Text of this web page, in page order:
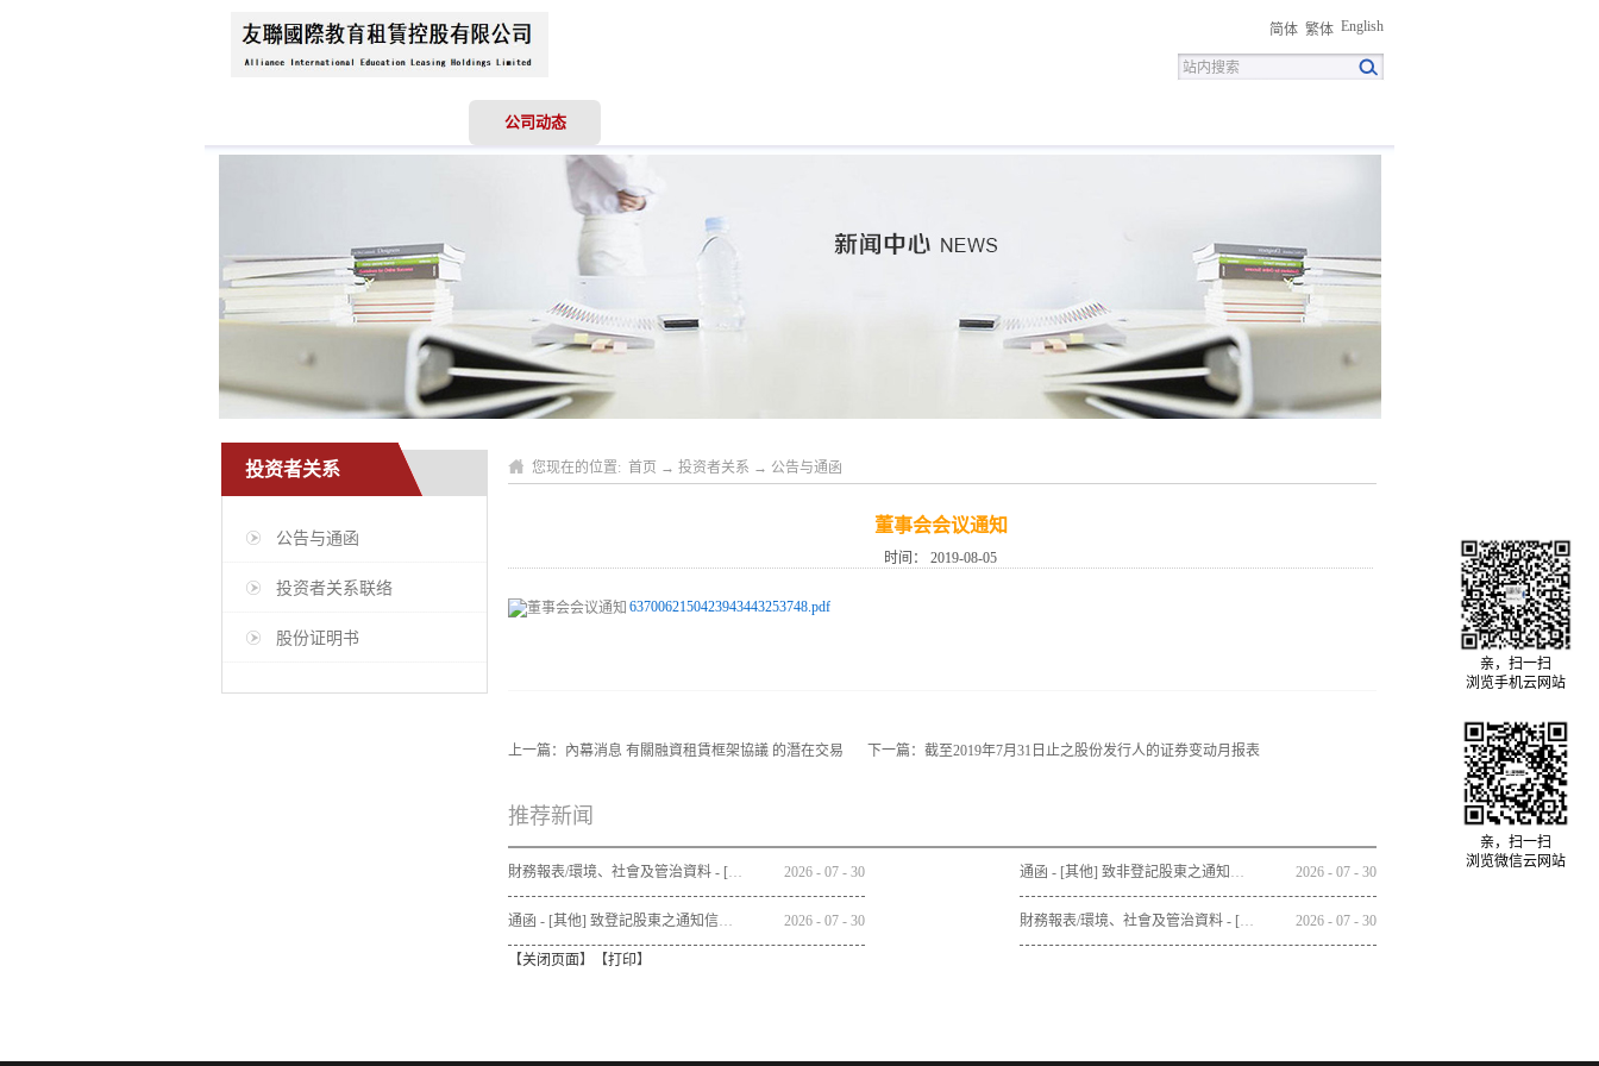
简体 繁体 English
公司动态
投资者关系
公告与通函
投资者关系联络
股份证明书
您现在的位置: 首页 → 投资者关系 → 公告与通函
董事会会议通知
时间： 2019-08-05
6370062150423943443253748.pdf
上一篇： 內幕消息 有關融資租賃框架協議 的潛在交易 下一篇： 截至2019年7月31日止之股份发行人的证券变动月报表
推荐新闻
財務報表/環境、社會及管治資料 - [年報] 2026 - 07 - 30 通函 - [其他] 致非登記股東之通知信函及申請表格 - 2025/26年報之發佈通知 2026 - 07 - 30
通函 - [其他] 致登記股東之通知信函及回條 - 2025/26年報之發佈通知 2026 - 07 - 30 財務報表/環境、社會及管治資料 - [環境、社會及管治資料/報告] 2026 - 07 - 30
【关闭页面】【打印】
亲，扫一扫
浏览手机云网站
亲，扫一扫
浏览微信云网站